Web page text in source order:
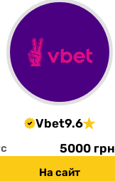
Vbet9.6
5000 грн
На сайт